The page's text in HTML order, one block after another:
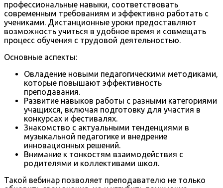
профессиональные навыки, соответствовать
современным требованиям и эффективно работать с
учениками. Дистанционные уроки предоставляют
возможность учиться в удобное время и совмещать
процесс обучения с трудовой деятельностью.
Основные аспекты:
Овладение новыми педагогическими методиками,
которые повышают эффективность
преподавания.
Развитие навыков работы с разными категориями
учащихся, включая подготовку для участия в
конкурсах и фестивалях.
Знакомство с актуальными тенденциями в
музыкальной педагогике и внедрение
инновационных решений.
Внимание к тонкостям взаимодействия с
родителями и коллективами школ.
Такой вебинар позволяет преподавателю не только